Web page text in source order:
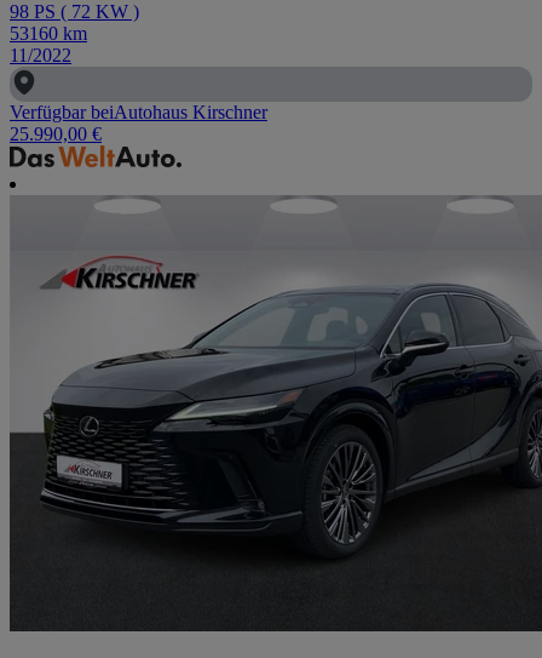
98 PS ( 72 KW )
53160 km
11/2022
Verfügbar beiAutohaus Kirschner
25.990,00 €